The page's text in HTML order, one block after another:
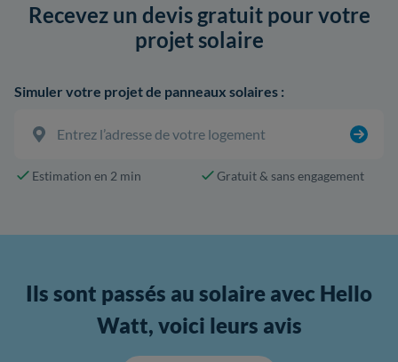
Recevez un devis gratuit pour votre
projet solaire
Simuler votre projet de panneaux solaires :
Estimation en 2 min Gratuit & sans engagement
Ils sont passés au solaire avec Hello
Watt, voici leurs avis